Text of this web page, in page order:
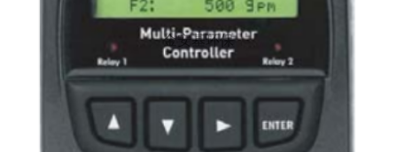
金安基环保